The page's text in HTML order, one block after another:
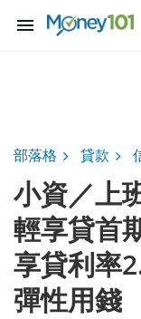
menu
部落格 貸款
小資／上
輕享貸首
享貸利率
彈性用錢